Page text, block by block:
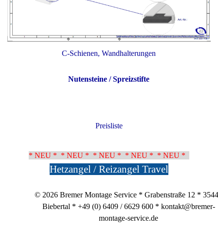
C-Schienen, Wandhalterungen
Nutensteine / Spreizstifte
Preisliste
* NEU * * NEU * * NEU * * NEU * * NEU *
Hetzangel / Reizangel Travel
© 2026 Bremer Montage Service * Grabenstraße 12 *
Biebertal * +49 (0) 6409 / 6629 600 * kontakt@bremer-
montage-service.de